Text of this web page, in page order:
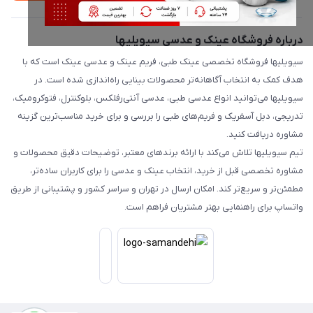
درباره فروشگاه عینک و عدسی سیویلیها
سیویلیها فروشگاه تخصصی عینک طبی، فریم عینک و عدسی عینک است که با
هدف کمک به انتخاب آگاهانه‌تر محصولات بینایی راه‌اندازی شده است. در
سیویلیها می‌توانید انواع عدسی طبی، عدسی آنتی‌رفلکس، بلوکنترل، فتوکرومیک،
تدریجی، دبل آسفریک و فریم‌های طبی را بررسی و برای خرید مناسب‌ترین گزینه
مشاوره دریافت کنید.
تیم سیویلیها تلاش می‌کند با ارائه برندهای معتبر، توضیحات دقیق محصولات و
مشاوره تخصصی قبل از خرید، انتخاب عینک و عدسی را برای کاربران ساده‌تر،
مطمئن‌تر و سریع‌تر کند. امکان ارسال در تهران و سراسر کشور و پشتیبانی از طریق
واتساپ برای راهنمایی بهتر مشتریان فراهم است.